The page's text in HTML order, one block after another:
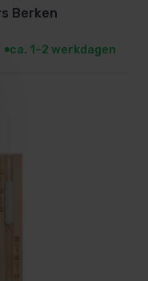
Berken
ca. 1–2 werkdagen